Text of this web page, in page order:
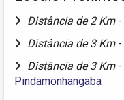
Distância de 2 Km -
Distância de 3 Km -
Distância de 3 Km -
Pindamonhangaba